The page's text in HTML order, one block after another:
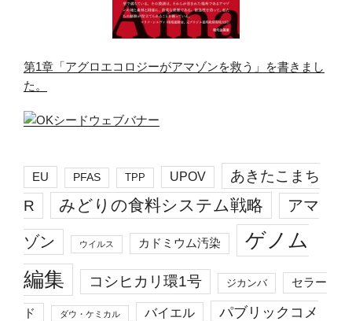
第1章「アグロエコロジーがアマゾンを救う」を書きまし
た。
EU PFAS TPP UPOV
あきたこまち
R
みどりの食料システム戦略 アマ
ゾン ウイルス カドミウム汚染
ゲノム
編集
コシヒカリ環1号 ジカンバ セラー
ド ダウ・ケミカル バイエル パブリックコメ